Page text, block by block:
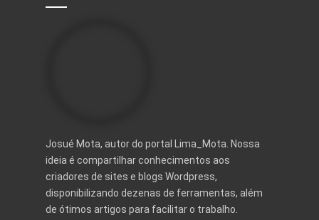
Josué Mota, autor do portal Lima_Mota. Nossa
ideia é compartilhar conhecimentos aos
criadores de sites e blogs Wordpress,
disponibilizando dezenas de ferramentas, além
de ótimos artigos para facilitar o trabalho.